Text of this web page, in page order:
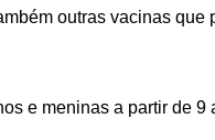
outras vacinas que
e meninas a partir de 9